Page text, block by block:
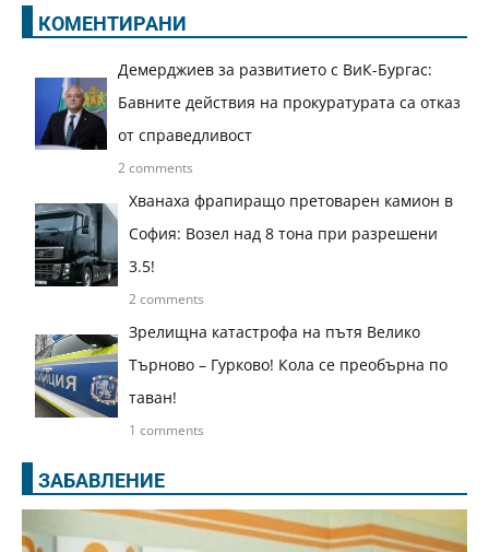
КОМЕНТИРАНИ
Демерджиев за развитието с ВиК-Бургас:
Бавните действия на прокуратурата са отказ
от справедливост
2 comments
Хванаха фрапиращо претоварен камион в
София: Возел над 8 тона при разрешени
3.5!
2 comments
Зрелищна катастрофа на пътя Велико
Търново – Гурково! Кола се преобърна по
таван!
1 comments
ЗАБАВЛЕНИЕ